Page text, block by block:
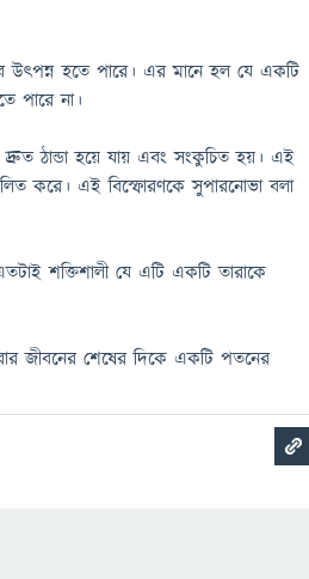
উৎপন্ন হতে পারে। এর মানে হল যে একটি
পারে না।
ঠান্ডা হয়ে যায় এবং সংকুচিত হয়। এই
করে। এই বিস্ফোরণকে সুপারনোভা বলা
শক্তিশালী যে এটি একটি তারাকে
জীবনের শেষের দিকে একটি পতনের